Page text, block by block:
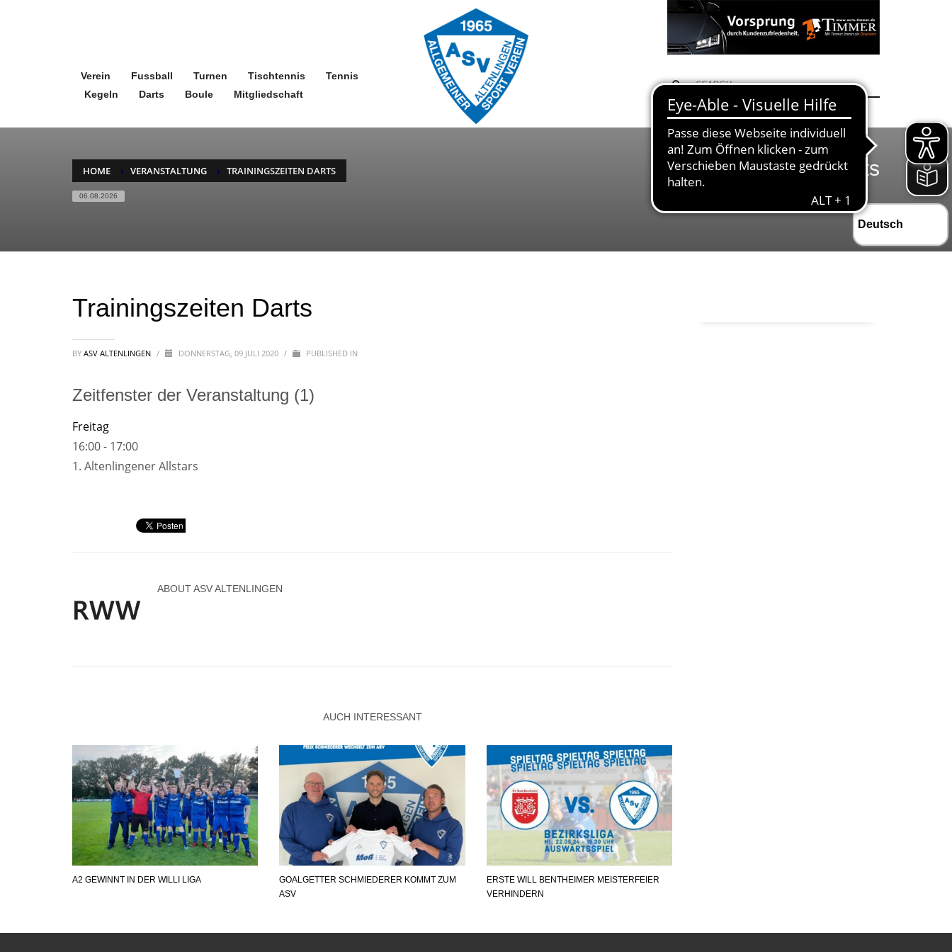
Verein Fussball Turnen Tischtennis
Tennis
Kegeln
Darts Boule Mitgliedschaft
HOME VERANSTALTUNG TRAININGSZEITEN DARTS
06.08.2026
Trainingszeiten Darts
Trainingszeiten Darts
BY ASV ALTENLINGEN / DONNERSTAG, 09 JULI 2020 / PUBLISHED IN
Zeitfenster der Veranstaltung (1)
Freitag
16:00- 17:00
1. Altenlingener Allstars
ABOUTASV ALTENLINGEN
AUCH INTERESSANT
A2 GEWINNT IN DER WILLI LIGA
GOALGETTER SCHMIEDERER KOMMT ZUM
ASV
ERSTE WILL BENTHEIMER MEISTERFEIER
VERHINDERN